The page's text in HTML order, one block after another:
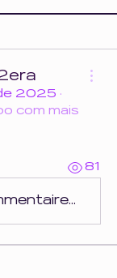
2025 ·
com mais
81